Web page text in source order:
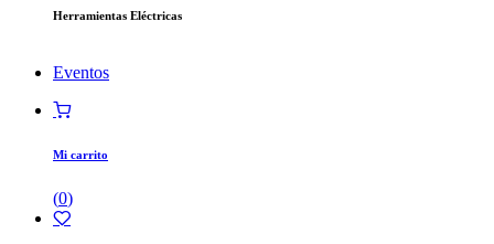
Herramientas Eléctricas
Eventos
Mi carrito
(0)